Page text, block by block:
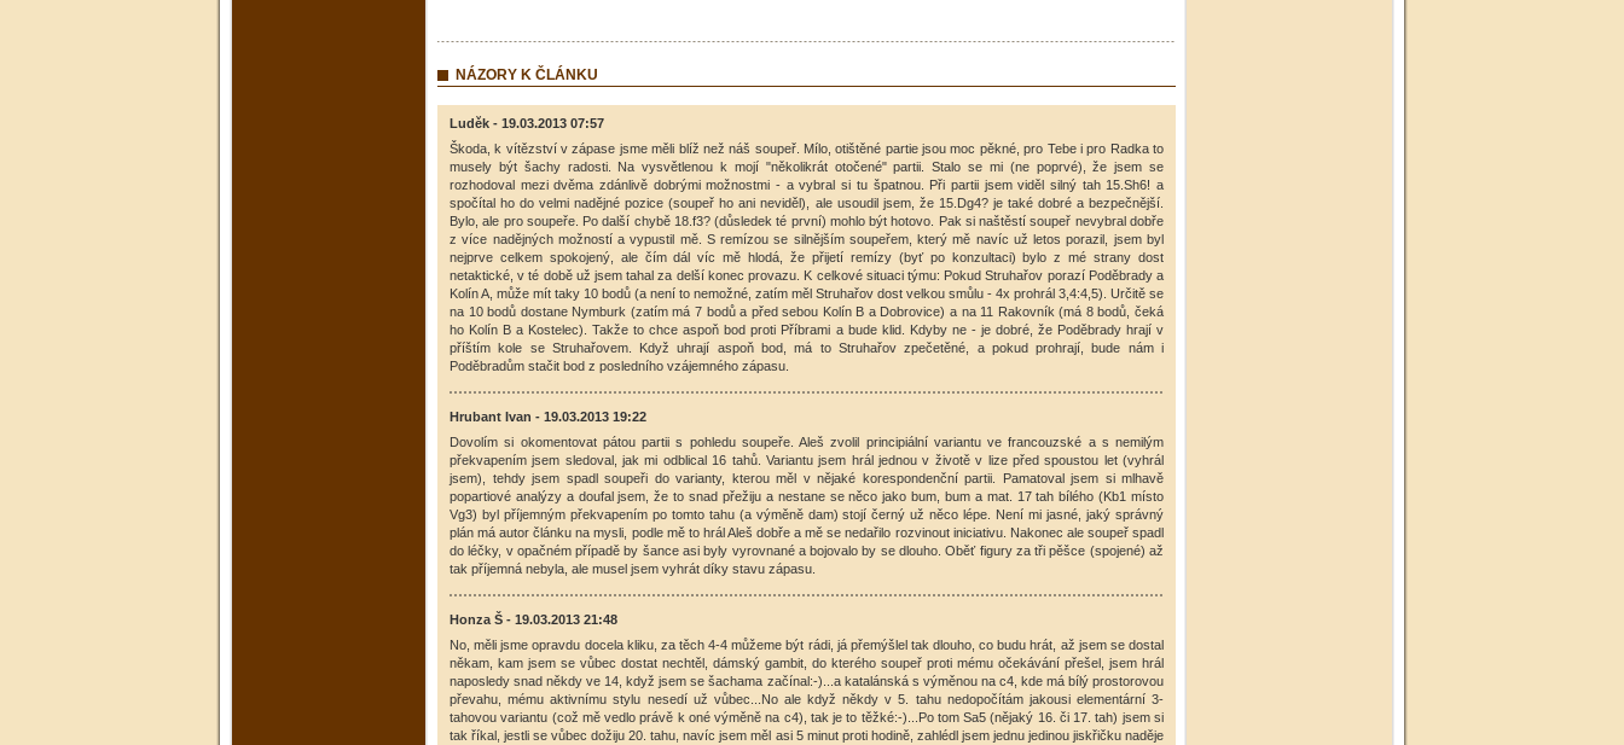
NÁZORY K ČLÁNKU
Luděk - 19.03.2013 07:57
Škoda, k vítězství v zápase jsme měli blíž než náš soupeř. Mílo, otištěné partie jsou moc pěkné, pro Tebe i pro Radka to
musely být šachy radosti. Na vysvětlenou k mojí "několikrát otočené" partii. Stalo se mi (ne poprvé), že jsem se
rozhodoval mezi dvěma zdánlivě dobrými možnostmi - a vybral si tu špatnou. Při partii jsem viděl silný tah 15.Sh6! a
spočítal ho do velmi nadějné pozice (soupeř ho ani neviděl), ale usoudil jsem, že 15.Dg4? je také dobré a bezpečnější.
Bylo, ale pro soupeře. Po další chybě 18.f3? (důsledek té první) mohlo být hotovo. Pak si naštěstí soupeř nevybral dobře
z více nadějných možností a vypustil mě. S remízou se silnějším soupeřem, který mě navíc už letos porazil, jsem byl
nejprve celkem spokojený, ale čím dál víc mě hlodá, že přijetí remízy (byť po konzultaci) bylo z mé strany dost
netaktické, v té době už jsem tahal za delší konec provazu. K celkové situaci týmu: Pokud Struhařov porazí Poděbrady a
Kolín A, může mít taky 10 bodů (a není to nemožné, zatím měl Struhařov dost velkou smůlu - 4x prohrál 3,4:4,5). Určitě se
na 10 bodů dostane Nymburk (zatím má 7 bodů a před sebou Kolín B a Dobrovice) a na 11 Rakovník (má 8 bodů, čeká
ho Kolín B a Kostelec). Takže to chce aspoň bod proti Příbrami a bude klid. Kdyby ne - je dobré, že Poděbrady hrají v
příštím kole se Struhařovem. Když uhrají aspoň bod, má to Struhařov zpečetěné, a pokud prohrají, bude nám i
Poděbradům stačit bod z posledního vzájemného zápasu.
Hrubant Ivan - 19.03.2013 19:22
Dovolím si okomentovat pátou partii s pohledu soupeře. Aleš zvolil principiální variantu ve francouzské a s nemilým
překvapením jsem sledoval, jak mi odblical 16 tahů. Variantu jsem hrál jednou v životě v lize před spoustou let (vyhrál
jsem), tehdy jsem spadl soupeři do varianty, kterou měl v nějaké korespondenční partii. Pamatoval jsem si mlhavě
popartiové analýzy a doufal jsem, že to snad přežiju a nestane se něco jako bum, bum a mat. 17 tah bílého (Kb1 místo
Vg3) byl příjemným překvapením po tomto tahu (a výměně dam) stojí černý už něco lépe. Není mi jasné, jaký správný
plán má autor článku na mysli, podle mě to hrál Aleš dobře a mě se nedařilo rozvinout iniciativu. Nakonec ale soupeř spadl
do léčky, v opačném případě by šance asi byly vyrovnané a bojovalo by se dlouho. Oběť figury za tři pěšce (spojené) až
tak příjemná nebyla, ale musel jsem vyhrát díky stavu zápasu.
Honza Š - 19.03.2013 21:48
No, měli jsme opravdu docela kliku, za těch 4-4 můžeme být rádi, já přemýšlel tak dlouho, co budu hrát, až jsem se dostal
někam, kam jsem se vůbec dostat nechtěl, dámský gambit, do kterého soupeř proti mému očekávání přešel, jsem hrál
naposledy snad někdy ve 14, když jsem se šachama začínal:-)...a katalánská s výměnou na c4, kde má bílý prostorovou
převahu, mému aktivnímu stylu nesedí už vůbec...No ale když někdy v 5. tahu nedopočítám jakousi elementární 3-
tahovou variantu (což mě vedlo právě k oné výměně na c4), tak je to těžké:-)...Po tom Sa5 (nějaký 16. či 17. tah) jsem si
tak říkal, jestli se vůbec dožiju 20. tahu, navíc jsem měl asi 5 minut proti hodině, zahlédl jsem jednu jedinou jiskřičku naděje